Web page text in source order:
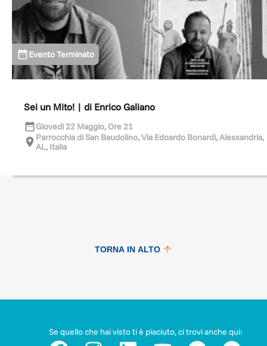
Evento Terminato
Sei un Mito! | di Enrico Galiano
Giovedì 22 Maggio, Ore 21
Parrocchia di San Baudolino, Via Edoardo Bonardi, Alessandria,
AL, Italia
TORNA IN ALTO
Se quello che hai visto ti è piaciuto, ci trovi anche qui: